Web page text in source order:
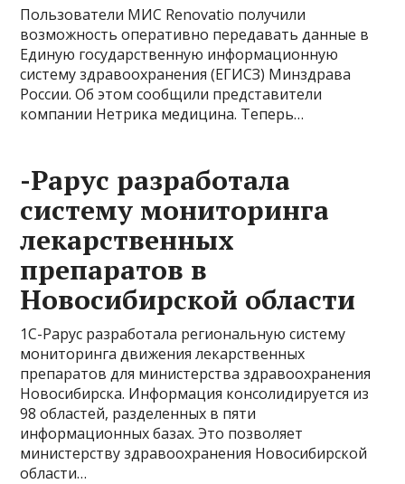
Пользователи МИС Renovatio получили
возможность оперативно передавать данные в
Единую государственную информационную
систему здравоохранения (ЕГИСЗ) Минздрава
России. Об этом сообщили представители
компании Нетрика медицина. Теперь…
-Рарус разработала
систему мониторинга
лекарственных
препаратов в
Новосибирской области
1С-Рарус разработала региональную систему
мониторинга движения лекарственных
препаратов для министерства здравоохранения
Новосибирска. Информация консолидируется из
98 областей, разделенных в пяти
информационных базах. Это позволяет
министерству здравоохранения Новосибирской
области…